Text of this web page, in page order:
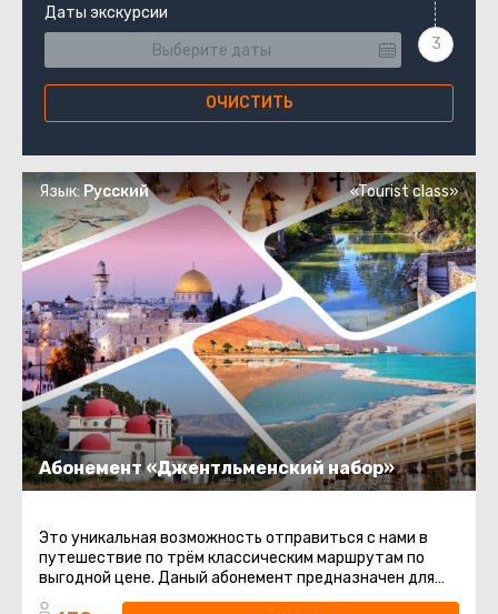
Даты экскурсии
ОЧИСТИТЬ
Абонемент «Джентльменский набор»
Язык:Русский «Tourist class»
Это уникальная возможность отправиться с нами в
путешествие по трём классическим маршрутам по
выгодной цене. Даный абонемент предназначен для
тех, кто хочет увидеть ...